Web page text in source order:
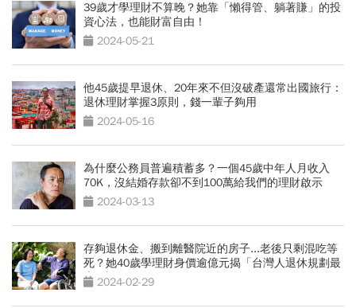
39歲才學理財不算晚？她靠「懶得管、躺著賺」的投
資心法，也能財富自由！
2024-05-21
他45歲提早退休、20年來不但沒破產還常出國旅行：
退休理財掌握3原則，錢一輩子夠用
2024-05-16
為什麼公務員普遍積蓄多？一個45歲中年人月收入
70K，沒結婚存款卻不到100萬給我們的理財啟示
2024-03-13
存夠退休金、搬到離醫院近的房子...老後只剩混吃等
死？她40歲學理財身價逾億元揭「台灣人退休規劃最
大錯誤」
2024-02-29